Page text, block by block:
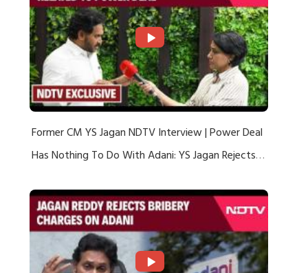
Former CM YS Jagan NDTV Interview | Power Deal
Has Nothing To Do With Adani: YS Jagan Rejects